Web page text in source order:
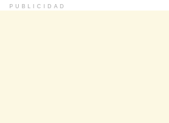
PUBLICIDAD